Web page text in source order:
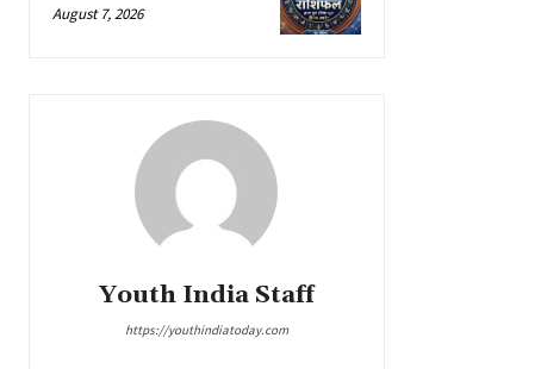
August 7, 2026
Youth India Staff
https://youthindiatoday.com